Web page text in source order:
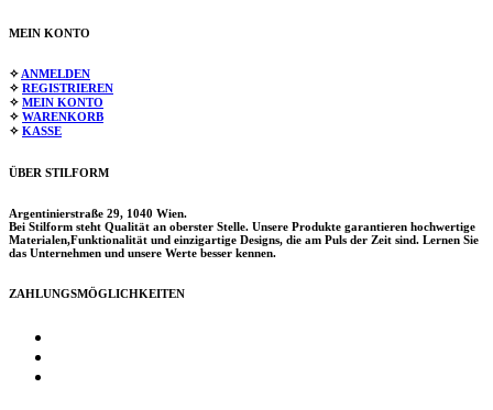
MEIN KONTO
✧ ANMELDEN
✧ REGISTRIEREN
✧ MEIN KONTO
✧ WARENKORB
✧ KASSE
ÜBER STILFORM
Argentinierstraße 29, 1040 Wien.
Bei Stilform steht Qualität an oberster Stelle. Unsere Produkte garantieren hochwertige
Materialen,Funktionalität und einzigartige Designs, die am Puls der Zeit sind. Lernen Sie
das Unternehmen und unsere Werte besser kennen.
ZAHLUNGSMÖGLICHKEITEN